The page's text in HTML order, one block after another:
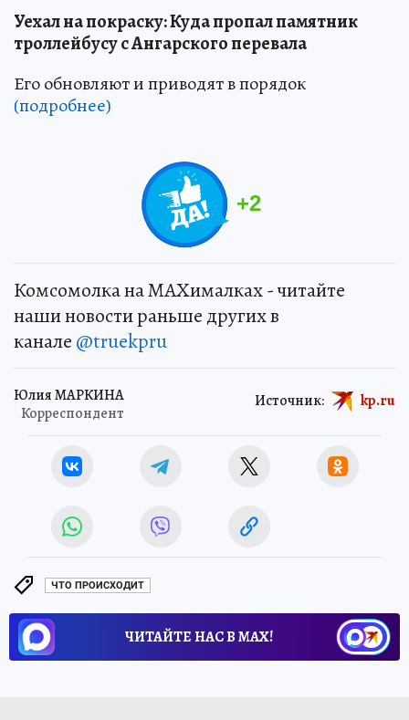
Уехал на покраску: Куда пропал памятник
троллейбусу с Ангарского перевала
Его обновляют и приводят в порядок
(подробнее)
+2
Комсомолка на MAXималках - читайте
наши новости раньше других в
канале @truekpru
Юлия МАРКИНА
Корреспондент
Источник: kp.ru
ЧТО ПРОИСХОДИТ
ЧИТАЙТЕ НАС В МАХ!